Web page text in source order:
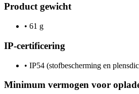
Product gewicht
• 61 g
IP-certificering
• IP54 (stofbescherming en
Minimum vermogen voor